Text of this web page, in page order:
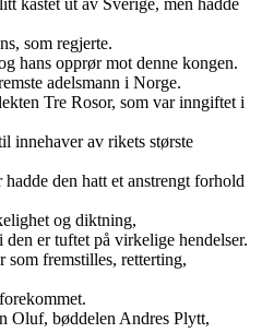
som regjerte.
hans opprør mot denne kongen.
adelsmann i Norge.
Tre Rosor, som var inngiftet i
innehaver av rikets største
den hatt et anstrengt forhold
og diktning,
er tuftet på virkelige hendelser.
som fremstilles, retterting,
Oluf, bøddelen Andres Plytt,